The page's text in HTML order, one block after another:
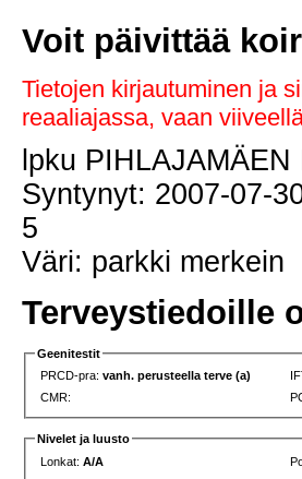
Voit päivittää
Tietojen kirjautuminen ja
reaaliajassa, vaan
lpku PIHLAJAMÄEN
Syntynyt: 2007-07-
5
Väri: parkki merkein
Terveystiedoille
Geenitestit
PRCD-pra:vanh. perusteella terve (a)
CMR:
Nivelet ja luusto
Lonkat:A/A